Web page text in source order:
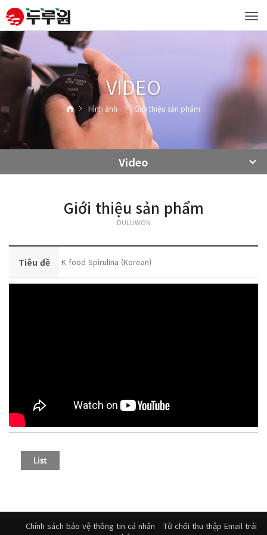
VIDEO
Hình ảnh Giới thiệu sản phẩm
Video
Giới thiệu sản phẩm
DULUWON
Tiêu đề K food Spirulina (Korean)
Chính sách bảo vệ thông tin cá nhân
Từ chối thu thập Email trái